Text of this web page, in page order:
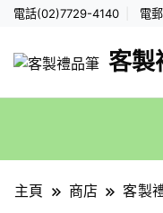
電話(02)7729-4140 電郵
客製
主頁 商店 客製